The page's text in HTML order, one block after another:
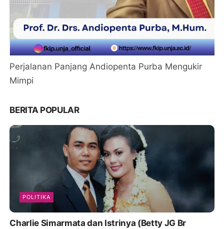
Perjalanan Panjang Andiopenta Purba Mengukir
Mimpi
BERITA POPULAR
POLITIKA
Charlie Simarmata dan Istrinya (Betty JG Br